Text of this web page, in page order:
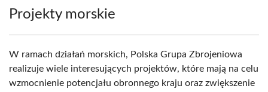
Projekty morskie
W ramach działań morskich, Polska Grupa Zbrojeniowa
realizuje wiele interesujących projektów, które mają na celu
wzmocnienie potencjału obronnego kraju oraz zwiększenie